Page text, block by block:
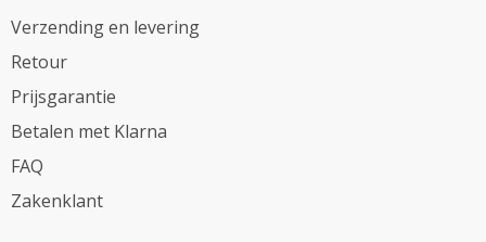
Verzending en levering
Retour
Prijsgarantie
Betalen met Klarna
FAQ
Zakenklant